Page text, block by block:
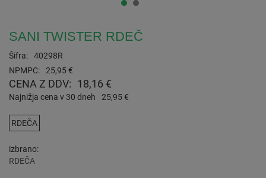
SANI TWISTER RDEČ
Šifra:
40298R
NPMPC:
25,95 €
CENA Z DDV: 18,16 €
Najnižja cena v 30 dneh 25,95 €
RDEČA
izbrano
RDEČA